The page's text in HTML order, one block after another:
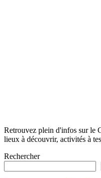
Retrouvez plein d'infos sur le
lieux à découvrir, activités à
Rechercher